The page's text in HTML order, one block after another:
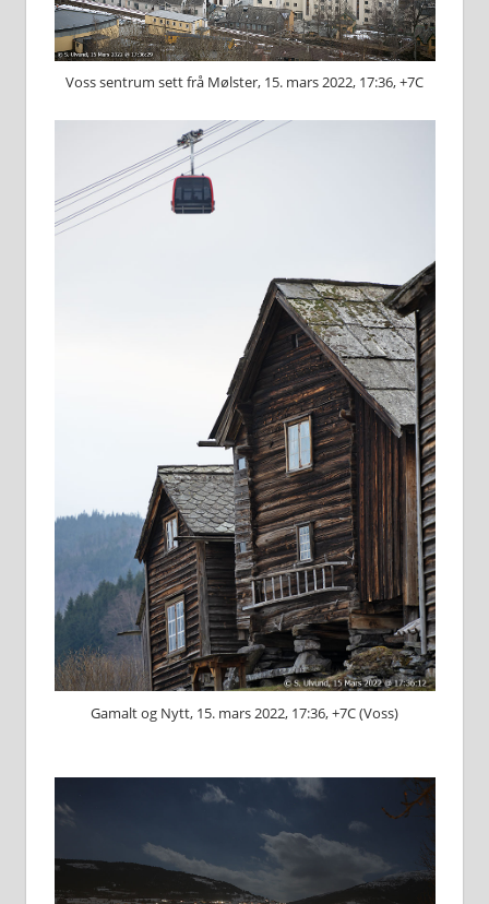
Voss sentrum sett frå Mølster, 15. mars 2022, 17:36, +7C
Gamalt og Nytt, 15. mars 2022, 17:36, +7C (Voss)